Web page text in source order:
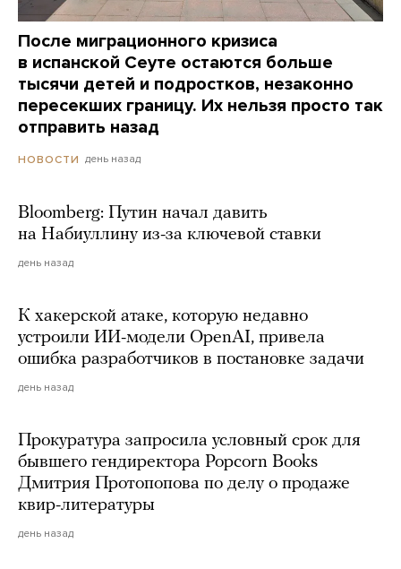
После миграционного кризиса
в испанской Сеуте остаются больше
тысячи детей и подростков, незаконно
пересекших границу. Их нельзя просто так
отправить назад
НОВОСТИ день назад
Bloomberg: Путин начал давить
на Набиуллину из-за ключевой ставки
день назад
К хакерской атаке, которую недавно
устроили ИИ-модели OpenAI, привела
ошибка разработчиков в постановке задачи
день назад
Прокуратура запросила условный срок для
бывшего гендиректора Popcorn Books
Дмитрия Протопопова по делу о продаже
квир-литературы
день назад